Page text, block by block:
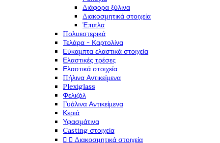
Διάφορα ξύλινα
Διακοσμητικά στοιχεία
Έπιπλα
Πολυεστερικά
Τελάρα - Καρτολίνα
Εύκαμπτα ελαστικά στοιχεία
Ελαστικές τρέσες
Ελαστικά στοιχεία
Πήλινα Αντικείμενα
Plexiglass
Φελιζόλ
Γυάλινα Αντικείμενα
Κεριά
Υφασμάτινα
Casting στοιχεία
  Διακοσμητικά στοιχεία